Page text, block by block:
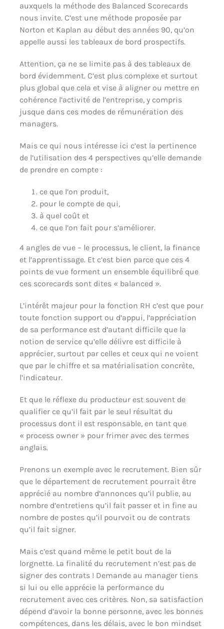
auxquels la méthode des Balanced Scorecards
nous invite. C’est une méthode proposée par
Norton et Kaplan au début des années 90, qu’on
appelle aussi les tableaux de bord prospectifs.
Attention, ça ne se limite pas à des tableaux de
bord évidemment. C’est plus complexe et surtout
plus global que cela et vise à aligner ou mettre en
cohérence l’activité de l’entreprise, y compris
jusque dans ces modes de rémunération des
managers.
Mais ce qui nous intéresse ici c’est la pertinence
de l’utilisation des 4 perspectives qu’elle demande
de prendre en compte :
ce que l’on produit,
pour le compte de qui,
à quel coût et
ce que l’on fait pour s’améliorer.
4 angles de vue – le processus, le client, la finance
et l’apprentissage. Et c’est bien parce que ces 4
points de vue forment un ensemble équilibré que
ces scorecards sont dites « balanced ».
L’intérêt majeur pour la fonction RH c’est que pour
toute fonction support ou d’appui, l’appréciation
de sa performance est d’autant difficile que la
notion de service qu’elle délivre est difficile à
apprécier, surtout par celles et ceux qui ne voient
que par le chiffre et sa matérialisation concrète,
l’indicateur.
Et que le réflexe du producteur est souvent de
qualifier ce qu’il fait par le seul résultat du
processus dont il est responsable, en tant que
« process owner » pour frimer avec des termes
anglais.
Prenons un exemple avec le recrutement. Bien sûr
que le département de recrutement pourrait être
apprécié au nombre d’annonces qu’il publie, au
nombre d’entretiens qu’il fait passer et in fine au
nombre de postes qu’il pourvoit ou de contrats
qu’il fait signer.
Mais c’est quand même le petit bout de la
lorgnette. La finalité du recrutement n’est pas de
signer des contrats ! Demande au manager tiens
si lui ou elle apprécie la performance du
recrutement avec ces critères. Non, sa satisfaction
dépend d’avoir la bonne personne, avec les bonnes
compétences, dans les délais, avec le bon mindset